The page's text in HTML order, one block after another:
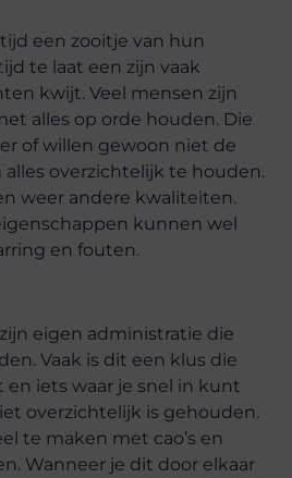
een zooitje van hun
te laat een zijn vaak
kwijt. Veel mensen zijn
alles op orde houden. Die
of willen gewoon niet de
overzichtelijk te houden.
weer andere kwaliteiten.
kunnen wel
en fouten.
eigen administratie die
Vaak is dit een klus die
en iets waar je snel in kunt
overzichtelijk is gehouden.
te maken met cao’s en
Wanneer je dit door elkaar